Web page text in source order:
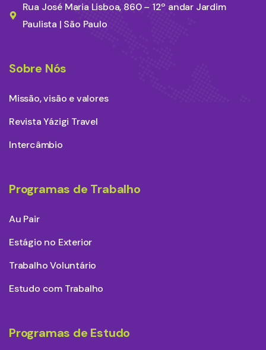
Rua José Maria Lisboa, 860 – 12º andar Jardim
Paulista | São Paulo
Sobre Nós
Missão, visão e valores
Revista Yázigi Travel
Intercâmbio
Programas de Trabalho
Au Pair
Estágio no Exterior
Trabalho Voluntário
Estudo com Trabalho
Programas de Estudo